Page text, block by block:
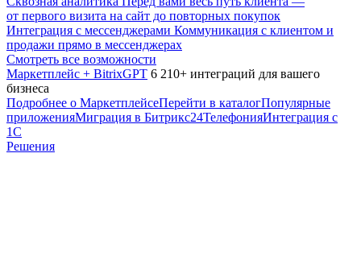
от первого визита на сайт до повторных покупок
Интеграция с мессенджерами Коммуникация с клиентом и
продажи прямо в мессенджерах
Смотреть все возможности
Маркетплейс + BitrixGPT 6 210+ интеграций для вашего
бизнеса
Подробнее о МаркетплейсеПерейти в каталогПопулярные
приложенияМиграция в Битрикс24ТелефонияИнтеграция с
1С
Решения